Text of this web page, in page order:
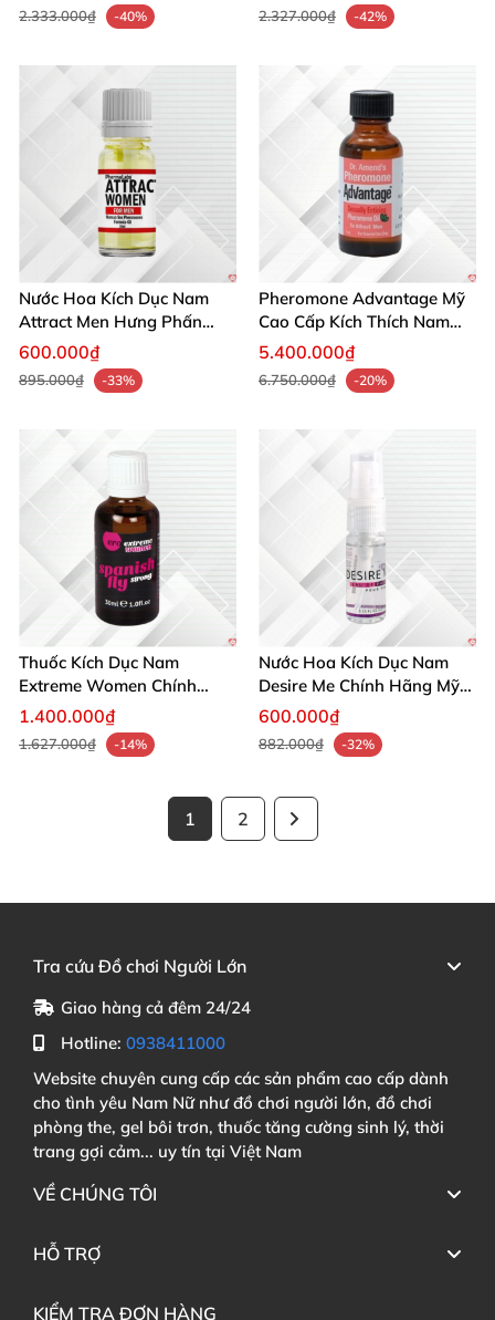
2.333.000₫ -40% 2.327.000₫ -42%
Nước Hoa Kích Dục Nam
Attract Men Hưng Phấn
Mạnh Mẽ Tăng Ham Muốn
600.000₫
895.000₫ -33%
Pheromone Advantage Mỹ
Cao Cấp Kích Thích Nam
Giới Nhanh
5.400.000₫
6.750.000₫ -20%
Thuốc Kích Dục Nam
Extreme Women Chính
Hãng Mỹ Tăng Ham Muốn
1.400.000₫
1.627.000₫ -14%
Nước Hoa Kích Dục Nam
Desire Me Chính Hãng Mỹ
Tăng Khoái Cảm
600.000₫
882.000₫ -32%
1 2
Tra cứu Đồ chơi Người Lớn
Giao hàng cả đêm 24/24
Hotline: 0938411000
Website chuyên cung cấp các sản phẩm cao cấp dành
cho tình yêu Nam Nữ như đồ chơi người lớn, đồ chơi
phòng the, gel bôi trơn, thuốc tăng cường sinh lý, thời
trang gợi cảm... uy tín tại Việt Nam
VỀ CHÚNG TÔI
HỖ TRỢ
KIỂM TRA ĐƠN HÀNG